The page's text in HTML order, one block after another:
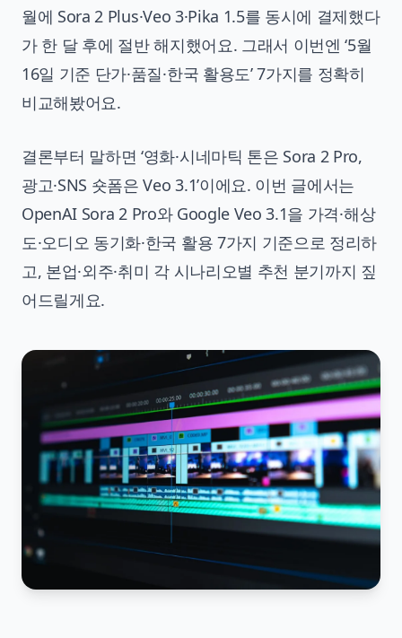
월에 Sora 2 Plus·Veo 3·Pika 1.5를 동시에 결제했다
가 한 달 후에 절반 해지했어요. 그래서 이번엔 ‘5월
16일 기준 단가·품질·한국 활용도’ 7가지를 정확히
비교해봤어요.
결론부터 말하면 ‘영화·시네마틱 톤은 Sora 2 Pro,
광고·SNS 숏폼은 Veo 3.1’이에요. 이번 글에서는
OpenAI Sora 2 Pro와 Google Veo 3.1을 가격·해상
도·오디오 동기화·한국 활용 7가지 기준으로 정리하
고, 본업·외주·취미 각 시나리오별 추천 분기까지 짚
어드릴게요.